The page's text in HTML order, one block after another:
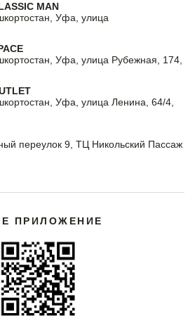
MAN
Уфа, улица
Уфа, улица Рубежная, 174,
Уфа, улица Ленина, 64/4,
переулок 9, ТЦ Никольский Пассаж
ПРИЛОЖЕНИЕ